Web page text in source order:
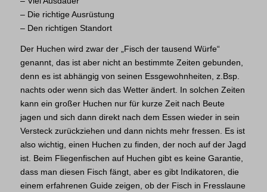
– Die richtige Ausrüstung
– Den richtigen Standort
Der Huchen wird zwar der „Fisch der tausend Würfe“
genannt, das ist aber nicht an bestimmte Zeiten gebunden,
denn es ist abhängig von seinen Essgewohnheiten, z.Bsp.
nachts oder wenn sich das Wetter ändert. In solchen Zeiten
kann ein großer Huchen nur für kurze Zeit nach Beute
jagen und sich dann direkt nach dem Essen wieder in sein
Versteck zurückziehen und dann nichts mehr fressen. Es ist
also wichtig, einen Huchen zu finden, der noch auf der Jagd
ist. Beim Fliegenfischen auf Huchen gibt es keine Garantie,
dass man diesen Fisch fängt, aber es gibt Indikatoren, die
einem erfahrenen Guide zeigen, ob der Fisch in Fresslaune